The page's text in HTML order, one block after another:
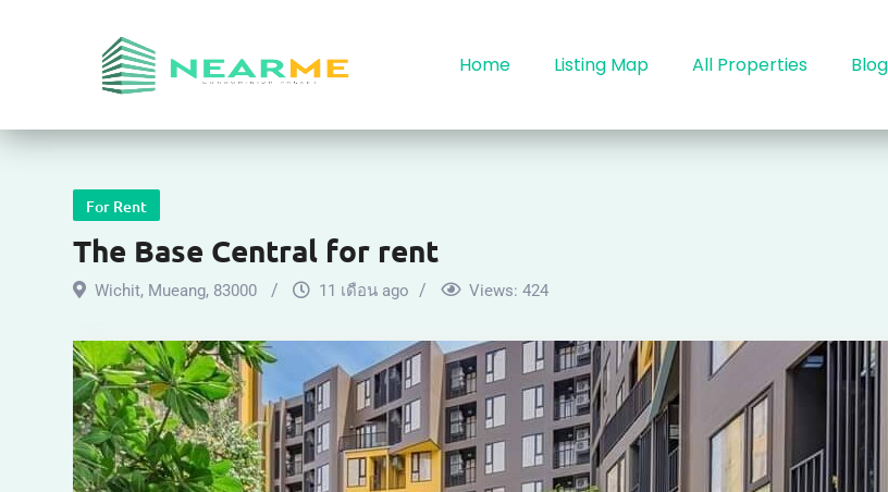
Home Listing Map All Properties Blog
For Rent
The Base Central for rent
Wichit, Mueang, 83000 11 เดือน ago Views: 424